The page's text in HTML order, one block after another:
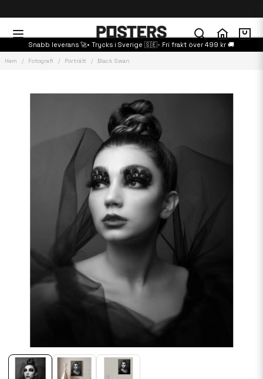
Snabb leverans 🚀• Trycks i Sverige 🇸🇪- Fri frakt över 499 kr 🚚
Hem Fotografi Porträtt Black Swan